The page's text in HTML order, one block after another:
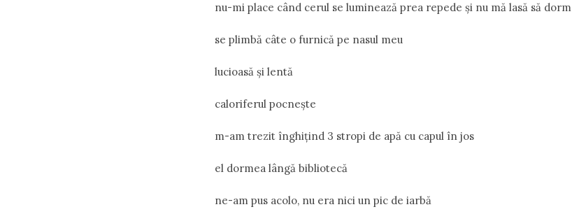
nu-mi place când cerul se luminează prea repede şi nu mă lasă să dorm
se plimbă câte o furnică pe nasul meu
lucioasă şi lentă
caloriferul pocneşte
m-am trezit înghiţind 3 stropi de apă cu capul în jos
el dormea lângă bibliotecă
ne-am pus acolo, nu era nici un pic de iarbă